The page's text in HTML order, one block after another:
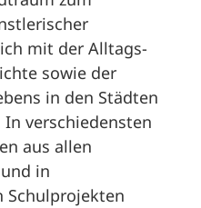
mit der Alltags-
sowie der
in den Städten
verschiedensten
aus allen
in
Schulprojekten